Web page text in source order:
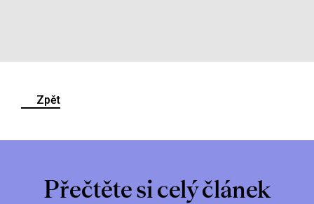
Zpět
Přečtěte si celý článek